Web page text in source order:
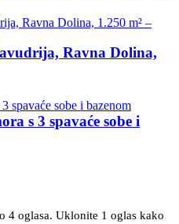
Ravna Dolina,
s 3 spavaće sobe i
4 oglasa. Uklonite 1 oglas kako